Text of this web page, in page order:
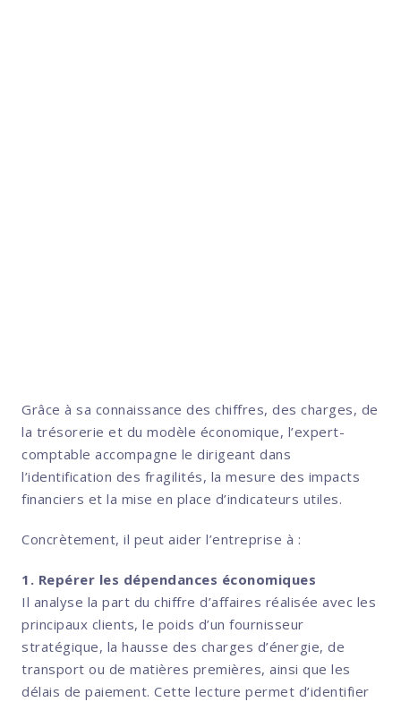
Grâce à sa connaissance des chiffres, des charges, de
la trésorerie et du modèle économique, l’expert-
comptable accompagne le dirigeant dans
l’identification des fragilités, la mesure des impacts
financiers et la mise en place d’indicateurs utiles.
Concrètement, il peut aider l’entreprise à :
1. Repérer les dépendances économiques
Il analyse la part du chiffre d’affaires réalisée avec les
principaux clients, le poids d’un fournisseur
stratégique, la hausse des charges d’énergie, de
transport ou de matières premières, ainsi que les
délais de paiement. Cette lecture permet d’identifier